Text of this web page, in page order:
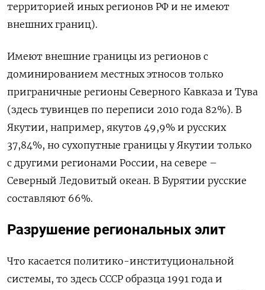
территорией иных регионов РФ и не имеют
внешних границ).
Имеют внешние границы из регионов с
доминированием местных этносов только
приграничные регионы Северного Кавказа и Тува
(здесь тувинцев по переписи 2010 года 82%). В
Якутии, например, якутов 49,9% и русских
37,84%, но сухопутные границы у Якутии только
с другими регионами России, на севере –
Северный Ледовитый океан. В Бурятии русские
составляют 66%.
Разрушение региональных элит
Что касается политико-институциональной
системы, то здесь СССР образца 1991 года и